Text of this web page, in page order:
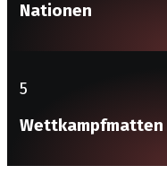
Nationen
5
Wettkampfmatten